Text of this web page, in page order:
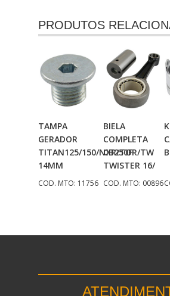
PRODUTOS
Adicionar
Ao Carrinho
TAMPA
GERADOR
TITAN125/150/NXR/TOR/TW
14MM
COD. MTO: 11756
Adicionar
Ao Carrinho
BIELA
COMPLETA
CB250F
TWISTER 16/
COD. MTO: 00896